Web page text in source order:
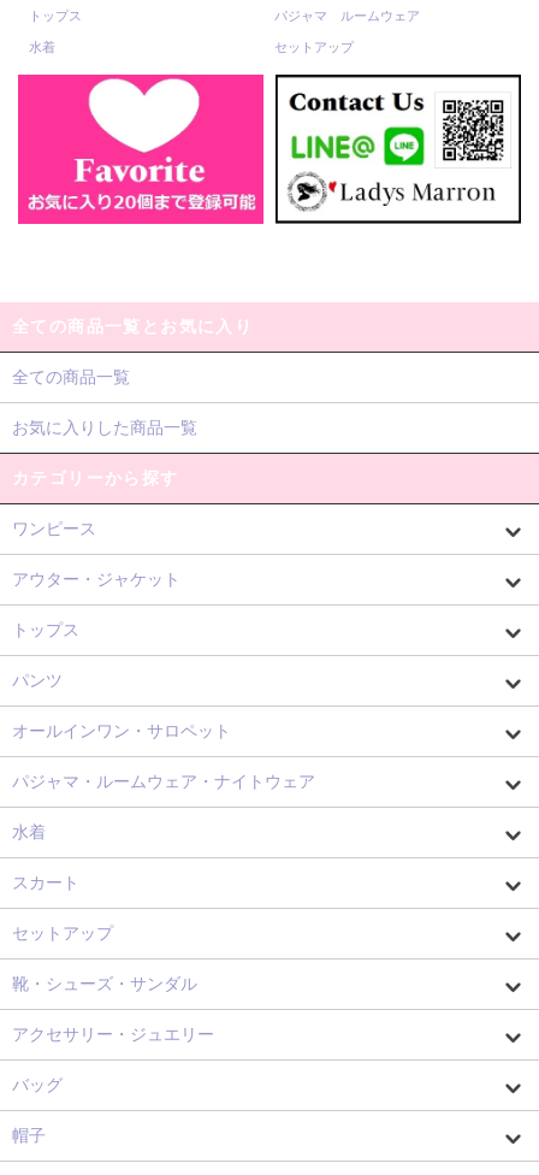
トップス パジャマ ルームウェア
水着 セットアップ
全ての商品一覧とお気に入り
全ての商品一覧
お気に入りした商品一覧
カテゴリーから探す
ワンピース
アウター・ジャケット
トップス
パンツ
オールインワン・サロペット
パジャマ・ルームウェア・ナイトウェア
水着
スカート
セットアップ
靴・シューズ・サンダル
アクセサリー・ジュエリー
バッグ
帽子